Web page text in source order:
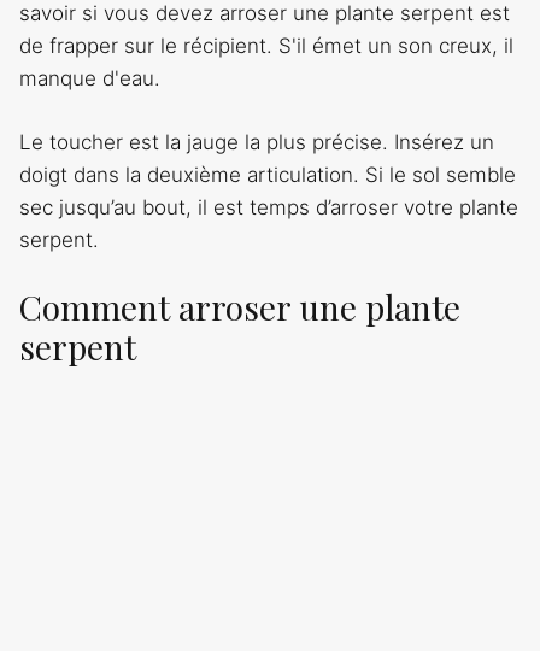
savoir si vous devez arroser une plante serpent est
de frapper sur le récipient. S'il émet un son creux, il
manque d'eau.
Le toucher est la jauge la plus précise. Insérez un
doigt dans la deuxième articulation. Si le sol semble
sec jusqu’au bout, il est temps d’arroser votre plante
serpent.
Comment arroser une plante
serpent